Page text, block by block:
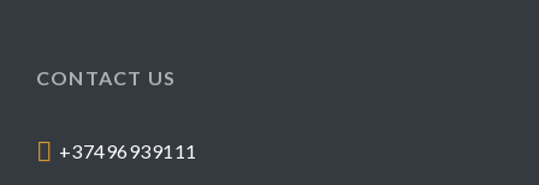
CONTACT US
+37496939111